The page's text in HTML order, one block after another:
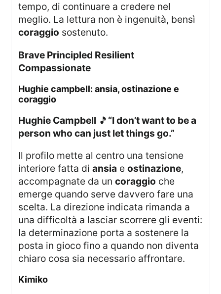
tempo, di continuare a credere nel
meglio. La lettura non è ingenuità, bensì
coraggio sostenuto.
Brave Principled Resilient
Compassionate
hughie campbell: ansia, ostinazione e
coraggio
Hughie Campbell 🎵 “I don’t want to be a
person who can just let things go.”
Il profilo mette al centro una tensione
interiore fatta diansia eostinazione,
accompagnate da uncoraggio che
emerge quando serve davvero fare una
scelta. La direzione indicata rimanda a
una difficoltà a lasciar scorrere gli eventi:
la determinazione porta a sostenere la
posta in gioco fino a quando non diventa
chiaro cosa sia necessario affrontare.
kimiko